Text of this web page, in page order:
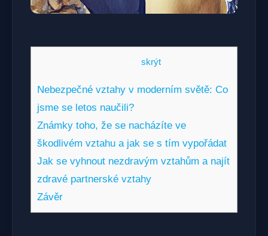
skrýt]
Nebezpečné vztahy v moderním světě: Co
jsme se letos naučili?
Známky toho, že se nacházíte ve
škodlivém vztahu a jak se s tím vypořádat
Jak se vyhnout nezdravým vztahům a najít
zdravé partnerské vztahy
Závěr